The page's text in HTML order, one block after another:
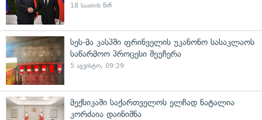
18 საათის წინ
სეს-მა კასპში ფრინველის უკანონო სასაკლაოს
საწარმოო პროცესი შეუჩერა
5 აგვისტო, 09:29
მექსიკაში საქართველოს ელჩად ნატალია
კორძაია დაინიშნა